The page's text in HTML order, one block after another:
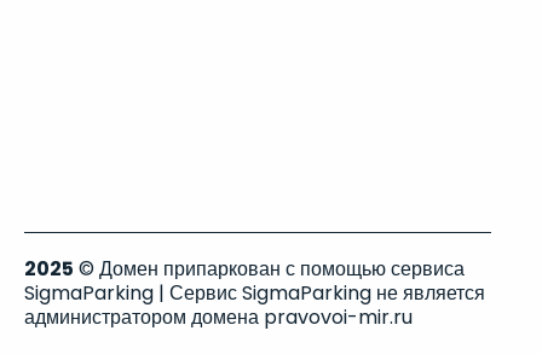
2025 © Домен припаркован с помощью сервиса
SigmaParking | Сервис SigmaParking не является
администратором домена pravovoi-mir.ru